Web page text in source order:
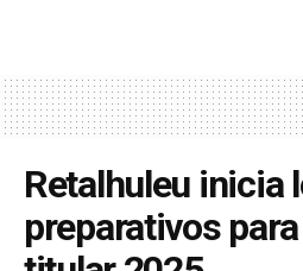
Retalhuleu inicia
preparativos